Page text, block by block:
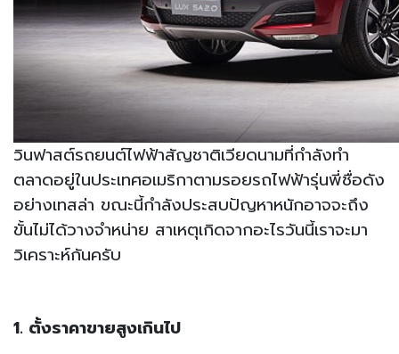
วินฟาสต์รถยนต์ไฟฟ้าสัญชาติเวียดนามที่กำลังทำ
ตลาดอยู่ในประเทศอเมริกาตามรอยรถไฟฟ้ารุ่นพี่ชื่อดัง
อย่างเทสล่า ขณะนี้กำลังประสบปัญหาหนักอาจจะถึง
ขั้นไม่ได้วางจำหน่าย สาเหตุเกิดจากอะไรวันนี้เราจะมา
วิเคราะห์กันครับ
1. ตั้งราคาขายสูงเกินไป